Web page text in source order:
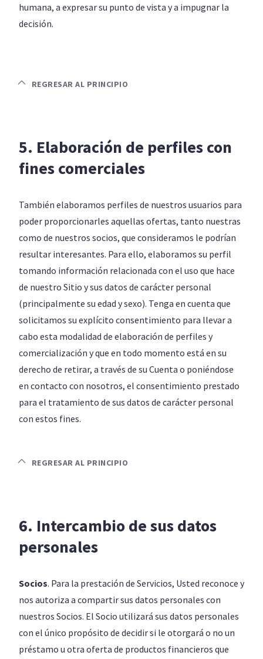
humana, a expresar su punto de vista y a impugnar la
decisión.
REGRESAR AL PRINCIPIO
5. Elaboración de perfiles con
fines comerciales
También elaboramos perfiles de nuestros usuarios para
poder proporcionarles aquellas ofertas, tanto nuestras
como de nuestros socios, que consideramos le podrían
resultar interesantes. Para ello, elaboramos su perfil
tomando información relacionada con el uso que hace
de nuestro Sitio y sus datos de carácter personal
(principalmente su edad y sexo). Tenga en cuenta que
solicitamos su explícito consentimiento para llevar a
cabo esta modalidad de elaboración de perfiles y
comercialización y que en todo momento está en su
derecho de retirar, a través de su Cuenta o poniéndose
en contacto con nosotros, el consentimiento prestado
para el tratamiento de sus datos de carácter personal
con estos fines.
REGRESAR AL PRINCIPIO
6. Intercambio de sus datos
personales
Socios. Para la prestación de Servicios, Usted reconoce y
nos autoriza a compartir sus datos personales con
nuestros Socios. El Socio utilizará sus datos personales
con el único propósito de decidir si le otorgará o no un
préstamo u otra oferta de productos financieros que